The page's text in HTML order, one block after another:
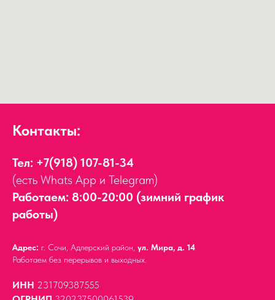
Контакты:
Тел: +7(918) 107-81-34
(есть Whats App и Telegram)
Работаем: 8:00-20:00 (зимний график
работы)
Адрес: г. Сочи, Адлерский район, ул. Мира, д. 14
Работаем без перерывов и выходных.
ИНН 231709387555